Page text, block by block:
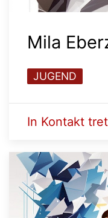
Mila
JUGEND
In Kontakt